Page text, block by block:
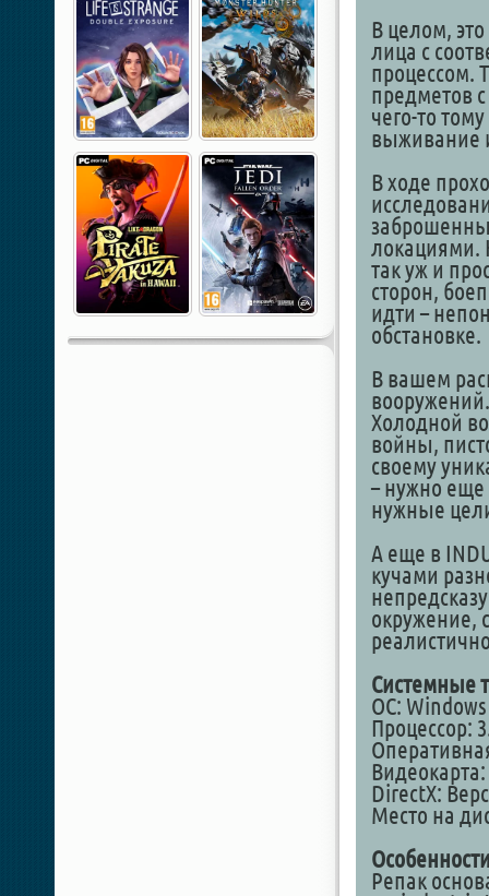
В целом,
лица с
процессом.
предметов
чего-то
выживание
В ходе
локациями.
так уж и
сторон,
идти –
обстановке.
В вашем
Холодной
войны,
своему
– нужно еще
нужные
А еще в
кучами
окружение,
Системные
ОС:
Процессор:
DirectX:
Место на
Репак